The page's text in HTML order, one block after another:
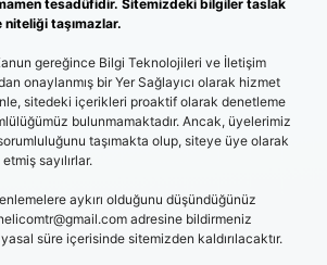
tesadüfidir. Sitemizdeki bilgiler taslak
taşımazlar.
gereğince Bilgi Teknolojileri ve İletişim
onaylanmış bir Yer Sağlayıcı olarak hizmet
sitedeki içerikleri proaktif olarak denetleme
bulunmamaktadır. Ancak, üyelerimiz
taşımakta olup, siteye üye olarak
sayılırlar.
aykırı olduğunu düşündüğünüz
adresine bildirmeniz
süre içerisinde sitemizden kaldırılacaktır.